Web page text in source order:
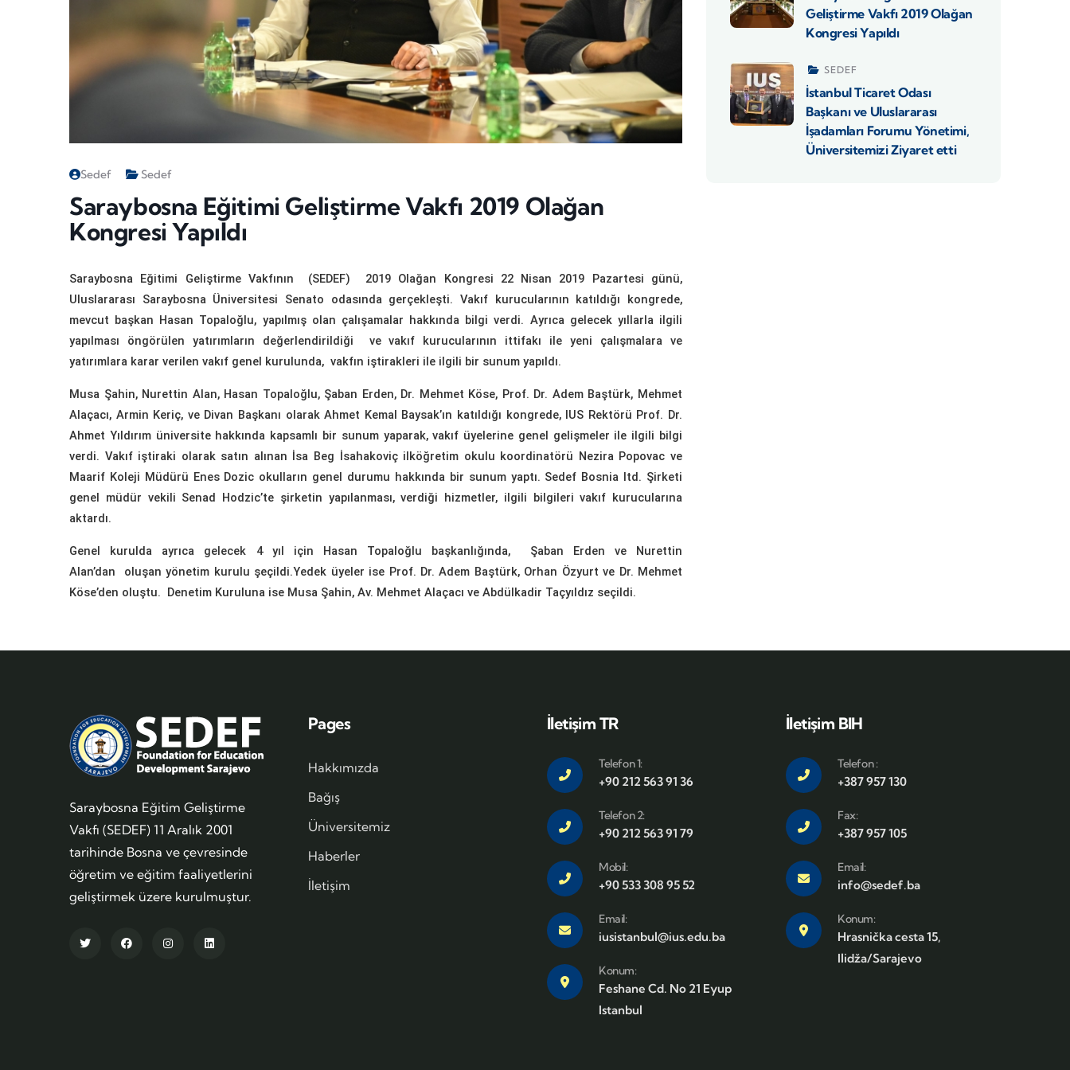
Sedef Sedef
Saraybosna Eğitimi Geliştirme Vakfı 2019 Olağan
Kongresi Yapıldı
Saraybosna Eğitimi Geliştirme Vakfının (SEDEF) 2019 Olağan Kongresi 22 Nisan 2019 Pazartesi günü,
Uluslararası Saraybosna Üniversitesi Senato odasında gerçekleşti. Vakıf kurucularının katıldığı kongrede,
mevcut başkan Hasan Topaloğlu, yapılmış olan çalışamalar hakkında bilgi verdi. Ayrıca gelecek yıllarla ilgili
yapılması öngörülen yatırımların değerlendirildiği ve vakıf kurucularının ittifakı ile yeni çalışmalara ve
yatırımlara karar verilen vakıf genel kurulunda, vakfın iştirakleri ile ilgili bir sunum yapıldı.
Musa Şahin, Nurettin Alan, Hasan Topaloğlu, Şaban Erden, Dr. Mehmet Köse, Prof. Dr. Adem Baştürk, Mehmet
Alaçacı, Armin Keriç, ve Divan Başkanı olarak Ahmet Kemal Baysak’ın katıldığı kongrede, IUS Rektörü Prof. Dr.
Ahmet Yıldırım üniversite hakkında kapsamlı bir sunum yaparak, vakıf üyelerine genel gelişmeler ile ilgili bilgi
verdi. Vakıf iştiraki olarak satın alınan İsa Beg İsahakoviç ilköğretim okulu koordinatörü Nezira Popovac ve
Maarif Koleji Müdürü Enes Dozic okulların genel durumu hakkında bir sunum yaptı. Sedef Bosnia ltd. Şirketi
genel müdür vekili Senad Hodzic’te şirketin yapılanması, verdiği hizmetler, ilgili bilgileri vakıf kurucularına
aktardı.
Genel kurulda ayrıca gelecek 4 yıl için Hasan Topaloğlu başkanlığında, Şaban Erden ve Nurettin
Alan’dan oluşan yönetim kurulu şeçildi.Yedek üyeler ise Prof. Dr. Adem Baştürk, Orhan Özyurt ve Dr. Mehmet
Köse’den oluştu. Denetim Kuruluna ise Musa Şahin, Av. Mehmet Alaçacı ve Abdülkadir Taçyıldız seçildi.
Geliştirme Vakfı 2019 Olağan
Kongresi Yapıldı
SEDEF
İstanbul Ticaret Odası
Başkanı ve Uluslararası
İşadamları Forumu Yönetimi,
Üniversitemizi Ziyaret etti
Saraybosna Eğitim Geliştirme
Vakfı (SEDEF) 11 Aralık 2001
tarihinde Bosna ve çevresinde
öğretim ve eğitim faaliyetlerini
geliştirmek üzere kurulmuştur.
Pages
Hakkımızda
Bağış
Üniversitemiz
Haberler
İletişim
İletişim TR
Telefon 1:
+90 212 563 91 36
Telefon 2:
+90 212 563 91 79
Mobil:
+90 533 308 95 52
Email:
iusistanbul@ius.edu.ba
Konum:
Feshane Cd. No 21 Eyup
Istanbul
İletişim BIH
Telefon :
+387 957 130
Fax:
+387 957 105
Email:
info@sedef.ba
Konum:
Hrasnička cesta 15,
Ilidža/Sarajevo